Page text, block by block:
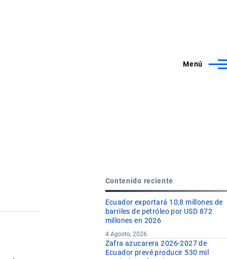
Menú
Contenido reciente
Ecuador exportará 10,8 millones de
barriles de petróleo por USD 872
millones en 2026
4 Agosto, 2026
Zafra azucarera 2026-2027 de
Ecuador prevé producir 530 mil